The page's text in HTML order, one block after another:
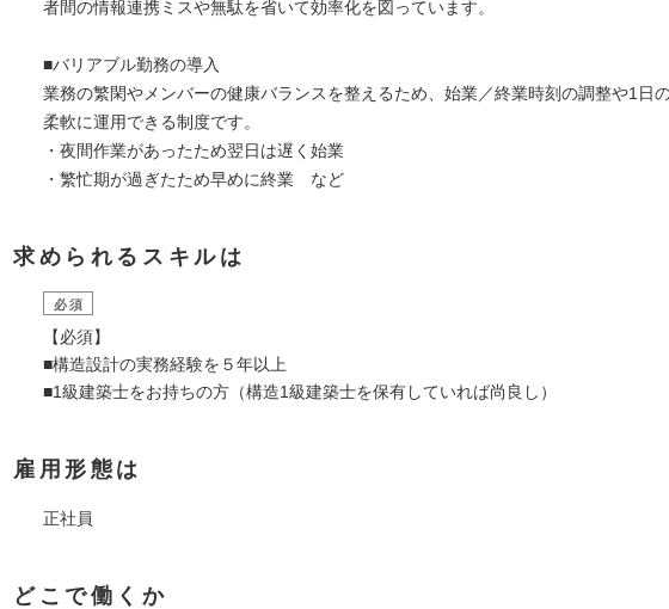
者間の情報連携ミスや無駄を省いて効率化を図っています。
■バリアブル勤務の導入
業務の繁閑やメンバーの健康バランスを整えるため、始業／終業時刻の調整や1日
柔軟に運用できる制度です。
・夜間作業があったため翌日は遅く始業
・繁忙期が過ぎたため早めに終業 など
求められるスキルは
必須
【必須】
■構造設計の実務経験を５年以上
■1級建築士をお持ちの方（構造1級建築士を保有していれば尚良し）
雇用形態は
正社員
どこで働くか